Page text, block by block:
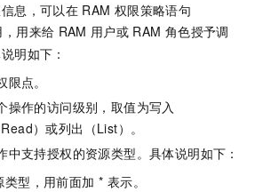
息，可以在 RAM 权限策略语句
用来给 RAM 用户或 RAM 角色授予调
明如下：
点。
操作的访问级别，取值为写入
）或列出（List）。
中支持授权的资源类型。具体说明如下：
型，用前面加 * 表示。